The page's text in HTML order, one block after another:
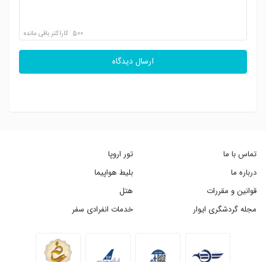
500 کاراکتر باقی مانده
ارسال دیدگاه
تماس با ما
درباره ما
قوانین و مقررات
مجله گردشگری ایوار
تور اروپا
بلیط هواپیما
هتل
خدمات انفرادی سفر